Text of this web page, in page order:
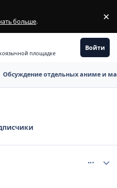
больше. ×
площадке
Войти
Обсуждение отдельных аниме и